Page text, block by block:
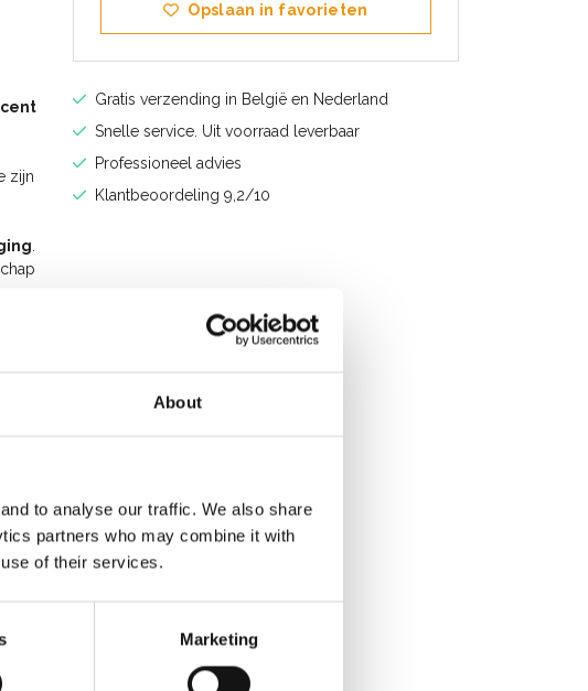
About
to analyse our traffic. We also share
partners who may combine it with
of their services.
Marketing
Opslaan in favorieten
Gratis verzending in België en Nederland
Snelle service. Uit voorraad leverbaar
Professioneel advies
Klantbeoordeling 9,2/10
zijn